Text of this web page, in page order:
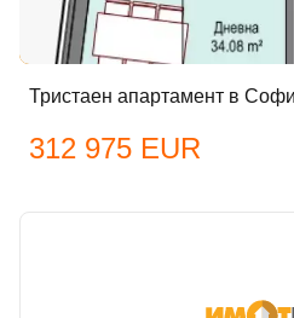
Тристаен апартамент в
312 975 EUR